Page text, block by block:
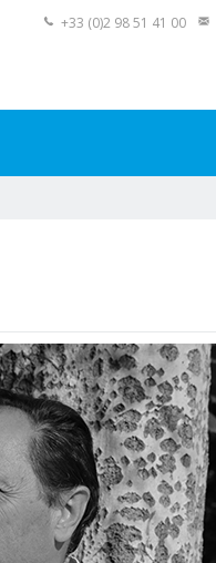
+33 (0)2 98 51 41 00